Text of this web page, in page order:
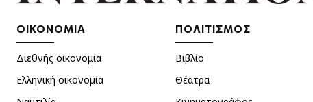
ΟΙΚΟΝΟΜΙΑ
Διεθνής οικονομία
Ελληνική οικονομία
ΠΟΛΙΤΙΣΜΟΣ
Βιβλίο
Θέατρα